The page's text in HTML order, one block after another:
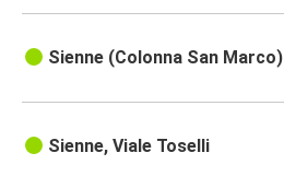
Sienne (Colonna San Marco)
Sienne, Viale Toselli